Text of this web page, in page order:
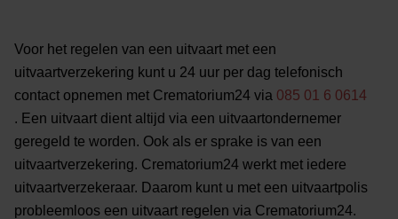
Voor het regelen van een uitvaart met een
uitvaartverzekering kunt u 24 uur per dag telefonisch
contact opnemen met Crematorium24 via 085 01 6 0614
. Een uitvaart dient altijd via een uitvaartondernemer
geregeld te worden. Ook als er sprake is van een
uitvaartverzekering. Crematorium24 werkt met iedere
uitvaartverzekeraar. Daarom kunt u met een uitvaartpolis
probleemloos een uitvaart regelen via Crematorium24.